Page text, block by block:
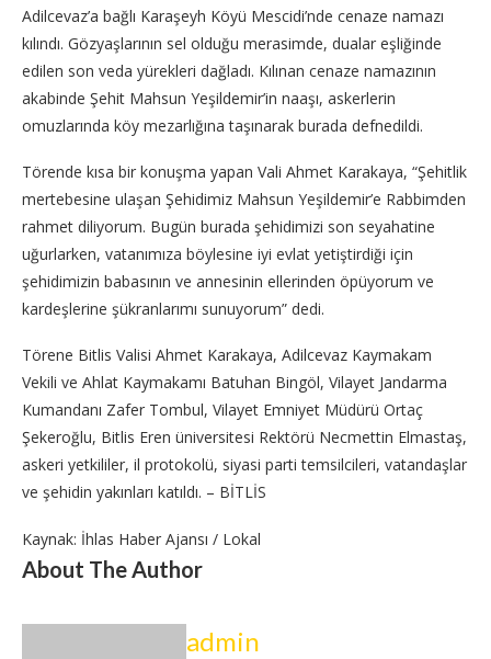
Adilcevaz’a bağlı Karaşeyh Köyü Mescidi’nde cenaze namazı
kılındı. Gözyaşlarının sel olduğu merasimde, dualar eşliğinde
edilen son veda yürekleri dağladı. Kılınan cenaze namazının
akabinde Şehit Mahsun Yeşildemir’in naaşı, askerlerin
omuzlarında köy mezarlığına taşınarak burada defnedildi.
Törende kısa bir konuşma yapan Vali Ahmet Karakaya, “Şehitlik
mertebesine ulaşan Şehidimiz Mahsun Yeşildemir’e Rabbimden
rahmet diliyorum. Bugün burada şehidimizi son seyahatine
uğurlarken, vatanımıza böylesine iyi evlat yetiştirdiği için
şehidimizin babasının ve annesinin ellerinden öpüyorum ve
kardeşlerine şükranlarımı sunuyorum” dedi.
Törene Bitlis Valisi Ahmet Karakaya, Adilcevaz Kaymakam
Vekili ve Ahlat Kaymakamı Batuhan Bingöl, Vilayet Jandarma
Kumandanı Zafer Tombul, Vilayet Emniyet Müdürü Ortaç
Şekeroğlu, Bitlis Eren üniversitesi Rektörü Necmettin Elmastaş,
askeri yetkililer, il protokolü, siyasi parti temsilcileri, vatandaşlar
ve şehidin yakınları katıldı. – BİTLİS
Kaynak: İhlas Haber Ajansı / Lokal
About The Author
admin